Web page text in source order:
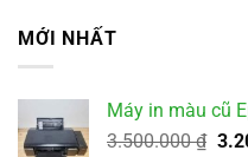
MỚI NHẤT
Máy in màu cũ
3.500.000₫ Giá